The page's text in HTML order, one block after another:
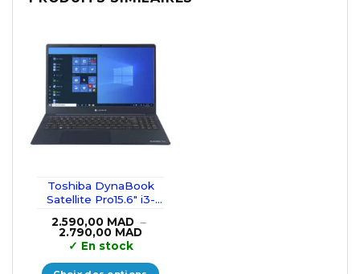
Toshiba DynaBook
Satellite Pro15.6″ i3-
SSD
2.590,00 MAD –
2.790,00 MAD
2.590,00 MAD
✓ En stock